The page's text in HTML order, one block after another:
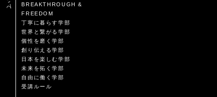
BREAKTHROUGH &
FREEDOM
丁寧に暮らす学部
世界と繋がる学部
個性を磨く学部
創り伝える学部
日本を楽しむ学部
未来を拓く学部
自由に働く学部
受講ルール